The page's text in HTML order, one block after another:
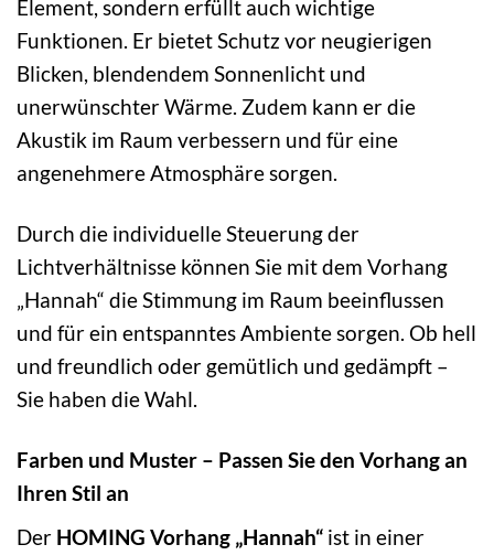
Element, sondern erfüllt auch wichtige
Funktionen. Er bietet Schutz vor neugierigen
Blicken, blendendem Sonnenlicht und
unerwünschter Wärme. Zudem kann er die
Akustik im Raum verbessern und für eine
angenehmere Atmosphäre sorgen.
Durch die individuelle Steuerung der
Lichtverhältnisse können Sie mit dem Vorhang
„Hannah“ die Stimmung im Raum beeinflussen
und für ein entspanntes Ambiente sorgen. Ob hell
und freundlich oder gemütlich und gedämpft –
Sie haben die Wahl.
Farben und Muster – Passen Sie den Vorhang an
Ihren Stil an
Der HOMING Vorhang „Hannah“ ist in einer